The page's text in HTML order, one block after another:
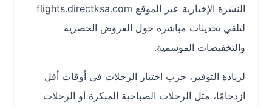
النشرة الإخبارية عبر الموقع flights.directksa.com
لتلقي تحديثات مباشرة حول العروض الحصرية
والتخفيضات الموسمية.
لزيادة التوفير، جرب اختيار الرحلات في أوقات أقل
ازدحامًا، مثل الرحلات الصباحية المبكرة أو الرحلات